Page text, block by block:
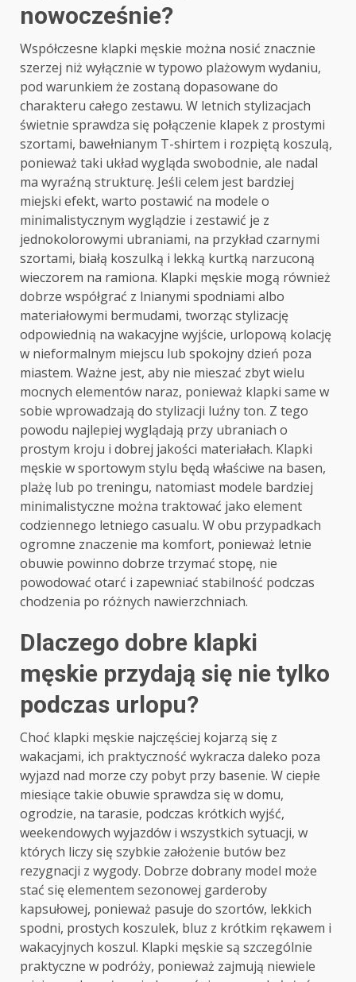
nowocześnie?
Współczesne klapki męskie można nosić znacznie
szerzej niż wyłącznie w typowo plażowym wydaniu,
pod warunkiem że zostaną dopasowane do
charakteru całego zestawu. W letnich stylizacjach
świetnie sprawdza się połączenie klapek z prostymi
szortami, bawełnianym T-shirtem i rozpiętą koszulą,
ponieważ taki układ wygląda swobodnie, ale nadal
ma wyraźną strukturę. Jeśli celem jest bardziej
miejski efekt, warto postawić na modele o
minimalistycznym wyglądzie i zestawić je z
jednokolorowymi ubraniami, na przykład czarnymi
szortami, białą koszulką i lekką kurtką narzuconą
wieczorem na ramiona. Klapki męskie mogą również
dobrze współgrać z lnianymi spodniami albo
materiałowymi bermudami, tworząc stylizację
odpowiednią na wakacyjne wyjście, urlopową kolację
w nieformalnym miejscu lub spokojny dzień poza
miastem. Ważne jest, aby nie mieszać zbyt wielu
mocnych elementów naraz, ponieważ klapki same w
sobie wprowadzają do stylizacji luźny ton. Z tego
powodu najlepiej wyglądają przy ubraniach o
prostym kroju i dobrej jakości materiałach. Klapki
męskie w sportowym stylu będą właściwe na basen,
plażę lub po treningu, natomiast modele bardziej
minimalistyczne można traktować jako element
codziennego letniego casualu. W obu przypadkach
ogromne znaczenie ma komfort, ponieważ letnie
obuwie powinno dobrze trzymać stopę, nie
powodować otarć i zapewniać stabilność podczas
chodzenia po różnych nawierzchniach.
Dlaczego dobre klapki
męskie przydają się nie tylko
podczas urlopu?
Choć klapki męskie najczęściej kojarzą się z
wakacjami, ich praktyczność wykracza daleko poza
wyjazd nad morze czy pobyt przy basenie. W ciepłe
miesiące takie obuwie sprawdza się w domu,
ogrodzie, na tarasie, podczas krótkich wyjść,
weekendowych wyjazdów i wszystkich sytuacji, w
których liczy się szybkie założenie butów bez
rezygnacji z wygody. Dobrze dobrany model może
stać się elementem sezonowej garderoby
kapsułowej, ponieważ pasuje do szortów, lekkich
spodni, prostych koszulek, bluz z krótkim rękawem i
wakacyjnych koszul. Klapki męskie są szczególnie
praktyczne w podróży, ponieważ zajmują niewiele